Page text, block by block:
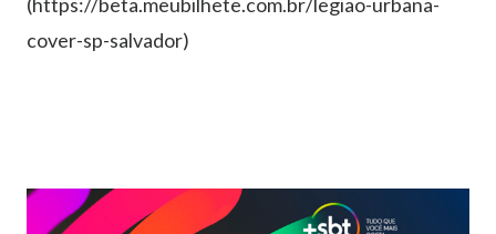
cover-sp-salvador)